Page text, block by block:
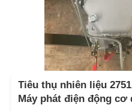
Tiêu thụ nhiên liệu
Máy phát điện động